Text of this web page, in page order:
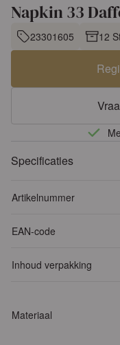
Napkin 33
23301605 12
Specificaties
Artikelnummer
EAN-code
Inhoud verpakking
Materiaal